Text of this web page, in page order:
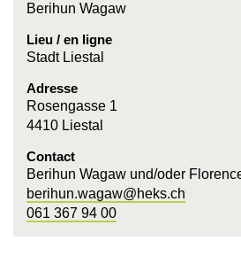
Berihun Wagaw
Lieu / en ligne
Stadt Liestal
Adresse
Rosengasse 1
4410 Liestal
Contact
Berihun Wagaw und/oder
berihun.wagaw@heks.ch
061 367 94 00